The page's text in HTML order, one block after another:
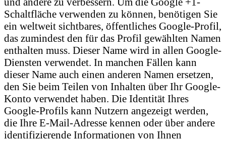
Schaltfläche verwenden zu können, benötigen Sie
ein weltweit sichtbares, öffentliches Google-Profil,
das zumindest den für das Profil gewählten Namen
enthalten muss. Dieser Name wird in allen Google-
Diensten verwendet. In manchen Fällen kann
dieser Name auch einen anderen Namen ersetzen,
den Sie beim Teilen von Inhalten über Ihr Google-
Konto verwendet haben. Die Identität Ihres
Google-Profils kann Nutzern angezeigt werden,
die Ihre E-Mail-Adresse kennen oder über andere
identifizierende Informationen von Ihnen